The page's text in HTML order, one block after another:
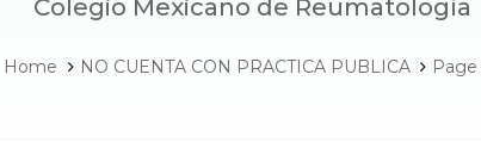
Colegio Mexicano de Reumatología
Home NO CUENTA CON PRACTICA PUBLICA Page